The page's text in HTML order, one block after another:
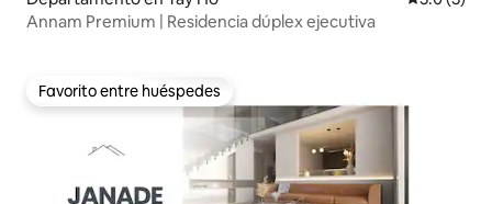
Annam Premium | Residencia dúplex ejecutiva
Favorito entre huéspedes
Favorito entre huéspedes